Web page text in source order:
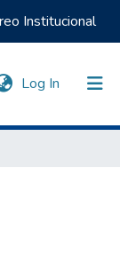
Institucional
Log In (current)